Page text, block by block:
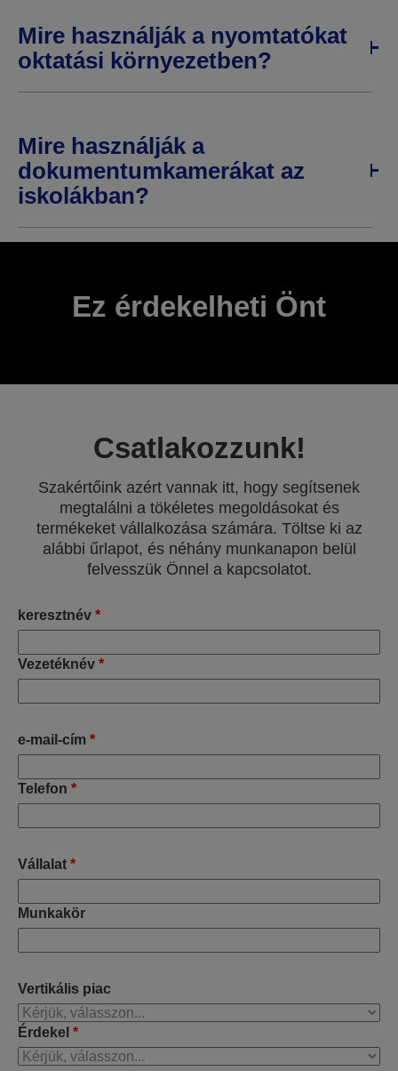
Mire használják a nyomtatókat
oktatási környezetben?
Mire használják a
dokumentumkamerákat az
iskolákban?
Ez érdekelheti Önt
Csatlakozzunk!
Szakértőink azért vannak itt, hogy segítsenek
megtalálni a tökéletes megoldásokat és
termékeket vállalkozása számára. Töltse ki az
alábbi űrlapot, és néhány munkanapon belül
felvesszük Önnel a kapcsolatot.
keresztnév *
Vezetéknév *
e-mail-cím *
Telefon *
Vállalat *
Munkakör
Vertikális piac
Érdekel *